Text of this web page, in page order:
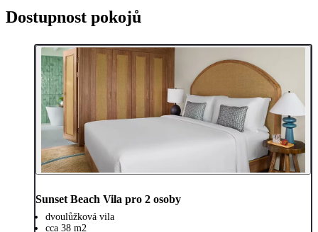
Dostupnost pokojů
Sunset Beach Vila pro 2 osoby
dvoulůžková vila
cca 38 m2